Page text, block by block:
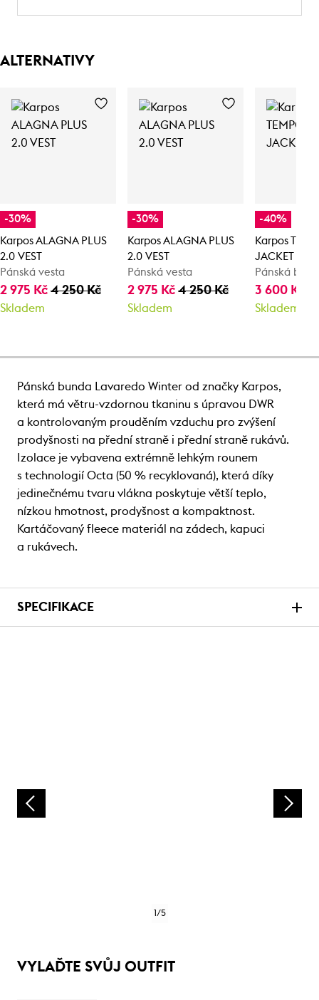
ALTERNATIVY
-30%
Karpos ALAGNA PLUS
2.0 VEST
Pánská vesta
2 975 Kč 4 250 Kč
Skladem
-30%
Karpos ALAGNA PLUS
2.0 VEST
Pánská vesta
2 975 Kč4 250 Kč
Skladem
-40%
Karpos
JACKET
Pánská
3 600 Kč
Skladem
Pánská bunda Lavaredo Winter od značky Karpos,
která má větru-vzdornou tkaninu s úpravou DWR
a kontrolovaným prouděním vzduchu pro zvýšení
prodyšnosti na přední straně i přední straně rukávů.
Izolace je vybavena extrémně lehkým rounem
s technologií Octa (50 % recyklovaná), která díky
jedinečnému tvaru vlákna poskytuje větší teplo,
nízkou hmotnost, prodyšnost a kompaktnost.
Kartáčovaný fleece materiál na zádech, kapuci
a rukávech.
SPECIFIKACE
1/5
VYLAĎTE SVŮJ OUTFIT